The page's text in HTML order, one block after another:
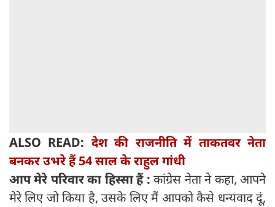
ALSO READ: देश की राजनीति में ताकतवर नेता
बनकर उभरे हैं 54 साल के राहुल गांधी
आप मेरे परिवार का हिस्सा हैं :कांग्रेस नेता ने कहा, आपने
मेरे लिए जो किया है, उसके लिए मैं आपको कैसे धन्यवाद दूं,